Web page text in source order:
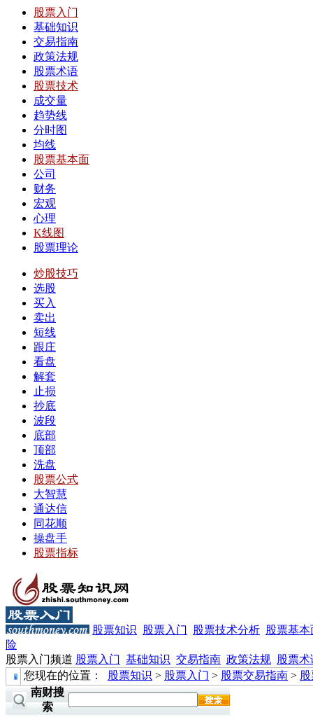
股票入门
基础知识
交易指南
政策法规
股票术语
股票技术
成交量
趋势线
分时图
均线
股票基本面
公司
财务
宏观
心理
K线图
股票理论
炒股技巧
选股
买入
卖出
短线
跟庄
看盘
解套
止损
抄底
波段
底部
顶部
洗盘
股票公式
大智慧
通达信
同花顺
操盘手
股票指标
股票知识 股票入门 股票技术分析 股票基
险
股票入门频道 股票入门 基础知识 交易指南 政策法规 股票术
您现在的位置：
股票知识 > 股票入门 > 股票交易指南 >
南财搜
索